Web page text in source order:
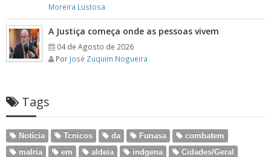
Moreira Lustosa
A Justiça começa onde as pessoas vivem
04 de Agosto de 2026
Por José Zuquim Nogueira
Tags
Notícia Tcnicos da Funasa
combatem
malria
em aldeia indgena Cidades/Geral